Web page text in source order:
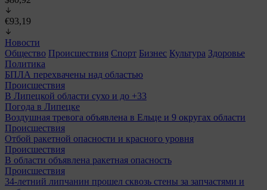
€93,19
Новости
Общество Происшествия Спорт Бизнес Культура Здоровье
Политика
БПЛА перехвачены над областью
Происшествия
В Липецкой области сухо и до +33
Погода в Липецке
Воздушная тревога объявлена в Ельце и 9 округах области
Происшествия
Отбой ракетной опасности и красного уровня
Происшествия
В области объявлена ракетная опасность
Происшествия
34-летний липчанин прошел сквозь стены за запчастями и